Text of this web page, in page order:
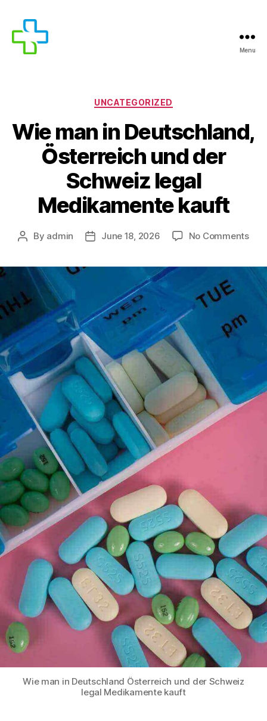
Menu
UNCATEGORIZED
Wie man in Deutschland,
Österreich und der
Schweiz legal
Medikamente kauft
By admin June 18, 2026 No Comments
Wie man in Deutschland Österreich und der Schweiz
legal Medikamente kauft